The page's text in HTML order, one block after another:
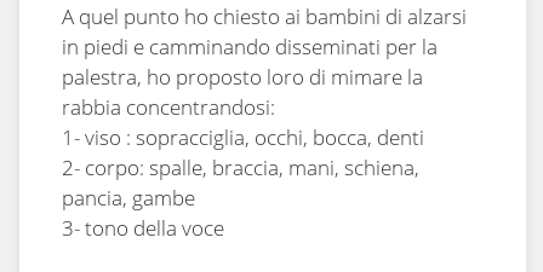
A quel punto ho chiesto ai bambini di alzarsi
in piedi e camminando disseminati per la
palestra, ho proposto loro di mimare la
rabbia concentrandosi:
1- viso : sopracciglia, occhi, bocca, denti
2- corpo: spalle, braccia, mani, schiena,
pancia, gambe
3- tono della voce